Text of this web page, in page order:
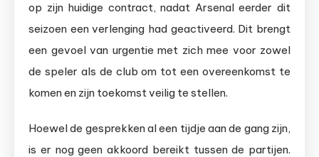
op zijn huidige contract, nadat Arsenal eerder dit
seizoen een verlenging had geactiveerd. Dit brengt
een gevoel van urgentie met zich mee voor zowel
de speler als de club om tot een overeenkomst te
komen en zijn toekomst veilig te stellen.
Hoewel de gesprekken al een tijdje aan de gang zijn,
is er nog geen akkoord bereikt tussen de partijen.